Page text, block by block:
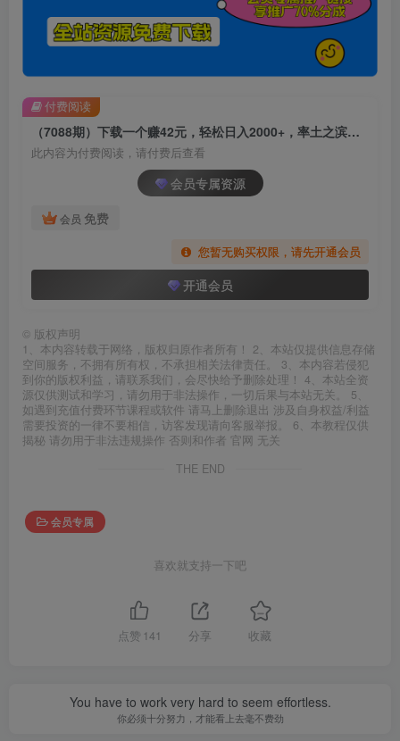
（7088期）下载一个赚42元，轻松日入2000+，率土之滨，抖音升级玩法
此内容为付费阅读，请付费后查看
会员专属资源
会员 免费
您暂无购买权限，请先开通会员
开通会员
付费阅读
© 版权声明
1、本内容转载于网络，版权归原作者所有！ 2、本站仅提供信息存储
空间服务，不拥有所有权，不承担相关法律责任。 3、本内容若侵犯
到你的版权利益，请联系我们，会尽快给予删除处理！ 4、本站全资
源仅供测试和学习，请勿用于非法操作，一切后果与本站无关。 5、
如遇到充值付费环节课程或软件 请马上删除退出 涉及自身权益/利益
需要投资的一律不要相信，访客发现请向客服举报。 6、本教程仅供
揭秘 请勿用于非法违规操作 否则和作者 官网 无关
THE END
会员专属
喜欢就支持一下吧
点赞 141 分享 收藏
You have to work very hard to seem effortless.
你必须十分努力，才能看上去毫不费劲